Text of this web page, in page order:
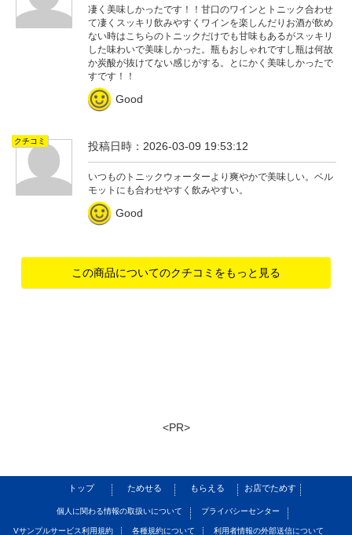
凄く美味しかったです！！甘口のワインとトニック合わせ
て凄くスッキリ飲みやすくワインを楽しんだりお酒が飲め
ない時はこちらのトニックだけでも甘味もあるがスッキリ
した味わいで美味しかった。瓶もおしゃれですし瓶は何故
か炭酸が抜けてない感じがする。とにかく美味しかったで
すです！！
Good
クチコミ 投稿日時：2026-03-09 19:53:12
いつものトニックウォーターより爽やかで美味しい。ベル
モットにも合わせやすく飲みやすい。
Good
この商品についてのクチコミをもっと見る
<PR>
トップ ためせる もらえる お店でためす
個人に関わる情報の取扱いについて プライバシーセンター
Vサンプルサービス利用規約 各種規約について 利用者情報の外部送信について